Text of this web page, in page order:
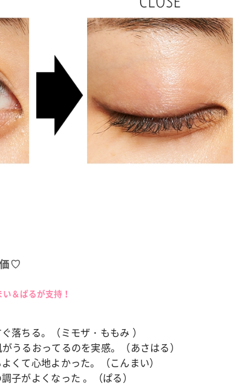
♡
＆ぱるが支持！
落ちる。（ミモザ・ももみ ）
うるおってるのを実感。（あさはる）
くて心地よかった。（こんまい）
子がよくなった 。（ぱる）